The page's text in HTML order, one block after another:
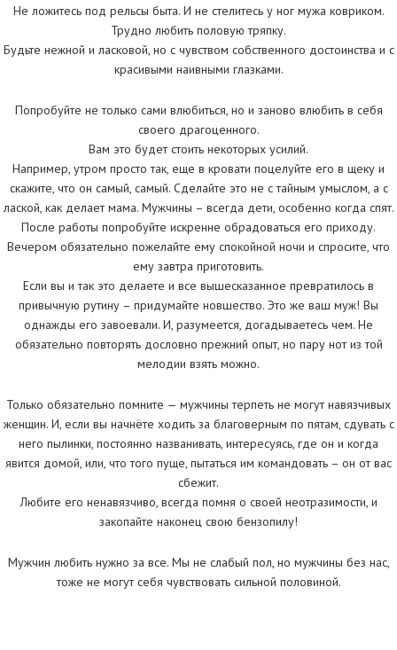
Не ложитесь под рельсы быта. И не стелитесь у ног мужа ковриком.
Трудно любить половую тряпку.
Будьте нежной и ласковой, но с чувством собственного достоинства и с
красивыми наивными глазками.
Попробуйте не только сами влюбиться, но и заново влюбить в себя
своего драгоценного.
Вам это будет стоить некоторых усилий.
Например, утром просто так, еще в кровати поцелуйте его в щеку и
скажите, что он самый, самый. Сделайте это не с тайным умыслом, а с
лаской, как делает мама. Мужчины – всегда дети, особенно когда спят.
После работы попробуйте искренне обрадоваться его приходу.
Вечером обязательно пожелайте ему спокойной ночи и спросите, что
ему завтра приготовить.
Если вы и так это делаете и все вышесказанное превратилось в
привычную рутину – придумайте новшество. Это же ваш муж! Вы
однажды его завоевали. И, разумеется, догадываетесь чем. Не
обязательно повторять дословно прежний опыт, но пару нот из той
мелодии взять можно.
Только обязательно помните — мужчины терпеть не могут навязчивых
женщин. И, если вы начнёте ходить за благоверным по пятам, сдувать с
него пылинки, постоянно названивать, интересуясь, где он и когда
явится домой, или, что того пуще, пытаться им командовать – он от вас
сбежит.
Любите его ненавязчиво, всегда помня о своей неотразимости, и
закопайте наконец свою бензопилу!
Мужчин любить нужно за все. Мы не слабый пол, но мужчины без нас,
тоже не могут себя чувствовать сильной половиной.